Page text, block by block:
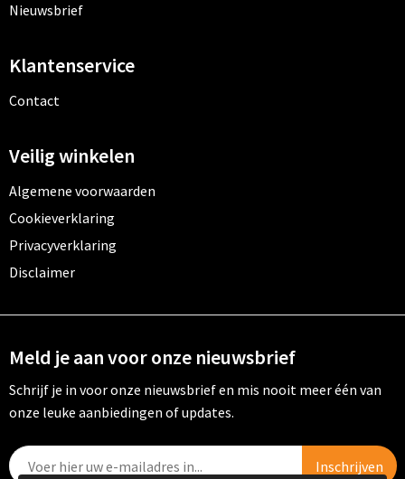
Nieuwsbrief
Klantenservice
Contact
Veilig winkelen
Algemene voorwaarden
Cookieverklaring
Privacyverklaring
Disclaimer
Meld je aan voor onze nieuwsbrief
Schrijf je in voor onze nieuwsbrief en mis nooit meer één van
onze leuke aanbiedingen of updates.